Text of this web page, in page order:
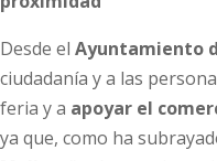
Desde el Ayuntamiento
ciudadanía y a las
feria y a apoyar el
ya que, como ha